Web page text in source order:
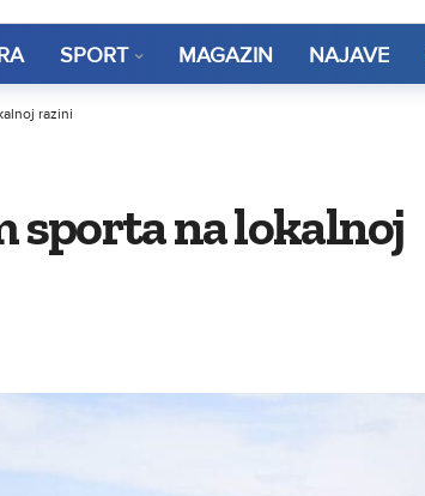
SPORT MAGAZIN NAJAVE
razini
sporta na lokalnoj